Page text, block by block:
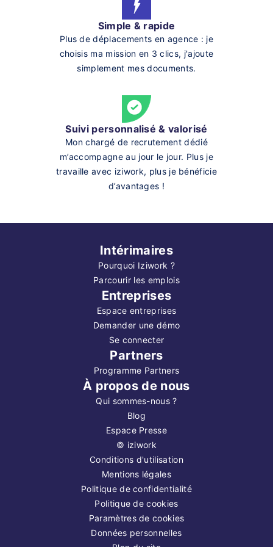
Simple & rapide
Plus de déplacements en agence : je
choisis ma mission en 3 clics, j'ajoute
simplement mes documents.
Suivi personnalisé & valorisé
Mon chargé de recrutement dédié
m’accompagne au jour le jour. Plus je
travaille avec iziwork, plus je bénéficie
d’avantages !
Intérimaires
Pourquoi Iziwork ?
Parcourir les emplois
Entreprises
Espace entreprises
Demander une démo
Se connecter
Partners
Programme Partners
À propos de nous
Qui sommes-nous ?
Blog
Espace Presse
© iziwork
Conditions d'utilisation
Mentions légales
Politique de confidentialité
Politique de cookies
Paramètres de cookies
Données personnelles